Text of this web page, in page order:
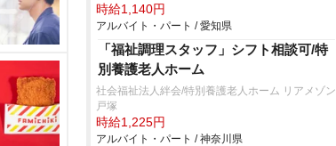
時給1,140円
アルバイト・パート / 愛知県
「福祉調理スタッフ」シフト相談可/特
別養護老人ホーム
社会福祉法人絆会/特別養護老人ホーム リアメゾン
戸塚
時給1,225円
アルバイト・パート / 神奈川県